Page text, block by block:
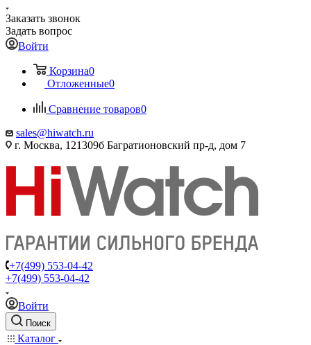
Заказать звонок
Задать вопрос
Войти
Корзина0
Отложенные0
Сравнение товаров0
sales@hiwatch.ru
г. Москва, 121309б Багратионовский пр-д, дом 7
+7(499) 553-04-42
+7(499) 553-04-42
Войти
Поиск
Каталог